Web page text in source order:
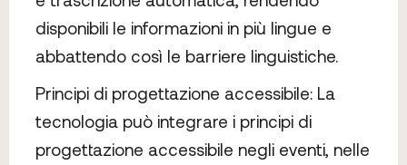
disponibili le informazioni in più lingue e
abbattendo così le barriere linguistiche.
Principi di progettazione accessibile: La
tecnologia può integrare i principi di
progettazione accessibile negli eventi, nelle